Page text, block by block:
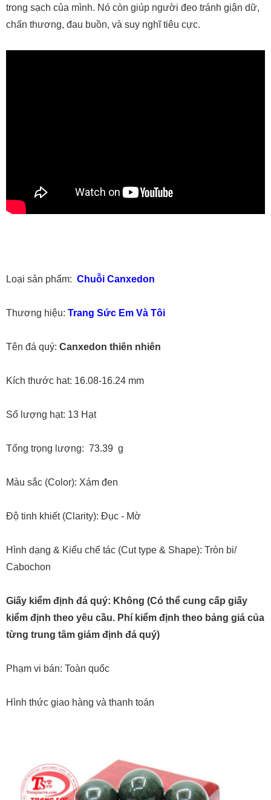
trong sạch của mình. Nó còn giúp người đeo tránh giận dữ,
chấn thương, đau buồn, và suy nghĩ tiêu cực.
Loại sản phẩm: Chuỗi Canxedon
Thương hiệu: Trang Sức Em Và Tôi
Tên đá quý: Canxedon thiên nhiên
Kích thước hat: 16.08-16.24 mm
Số lượng hạt: 13 Hạt
Tổng trọng lượng: 73.39 g
Màu sắc (Color): Xám đen
Độ tinh khiết (Clarity): Đục - Mờ
Hình dạng & Kiểu chế tác (Cut type & Shape): Tròn bi/
Cabochon
Giấy kiểm định đá quý: Không (Có thể cung cấp giấy
kiểm định theo yêu cầu. Phí kiểm định theo bảng giá của
từng trung tâm giám định đá quý)
Phạm vi bán: Toàn quốc
Hình thức giao hàng và thanh toán